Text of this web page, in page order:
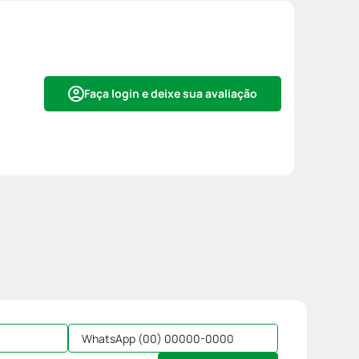
Faça login e deixe sua avaliação